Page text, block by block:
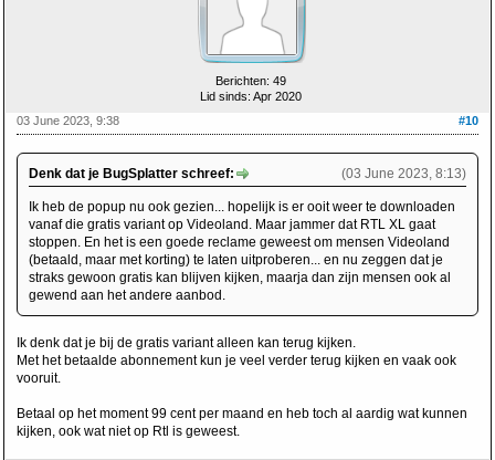
Berichten: 49
Lid sinds: Apr 2020
#10
03 June 2023, 9:38
(03 June 2023, 8:13)
Denk dat je BugSplatter schreef:
Ik heb de popup nu ook gezien... hopelijk is er ooit weer te downloaden
vanaf die gratis variant op Videoland. Maar jammer dat RTL XL gaat
stoppen. En het is een goede reclame geweest om mensen Videoland
(betaald, maar met korting) te laten uitproberen... en nu zeggen dat je
straks gewoon gratis kan blijven kijken, maarja dan zijn mensen ook al
gewend aan het andere aanbod.
Ik denk dat je bij de gratis variant alleen kan terug kijken.
Met het betaalde abonnement kun je veel verder terug kijken en vaak ook
vooruit.
Betaal op het moment 99 cent per maand en heb toch al aardig wat kunnen
kijken, ook wat niet op Rtl is geweest.